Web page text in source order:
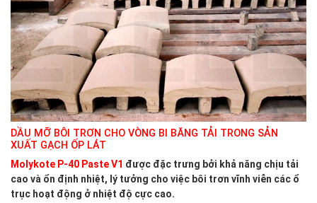
DẦU MỠ BÔI TRƠN CHO VÒNG BI BĂNG TẢI TRONG SẢN
XUẤT GẠCH ỐP LÁT
Molykote P-40 Paste V1 được đặc trưng bởi khả năng chịu tải
cao và ổn định nhiệt, lý tưởng cho việc bôi trơn vĩnh viễn các ổ
trục hoạt động ở nhiệt độ cực cao.